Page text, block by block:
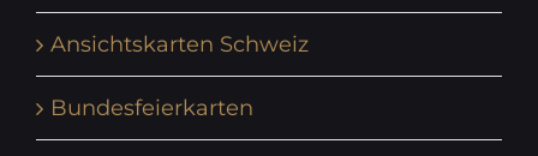
Ansichtskarten Schweiz
Bundesfeierkarten